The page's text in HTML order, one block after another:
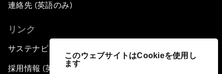
このウェブサイトはCookieを使用し
ます
連絡先 (英語のみ)
リンク
サステナビリティへの取り組み
採用情報 (英語のみ)